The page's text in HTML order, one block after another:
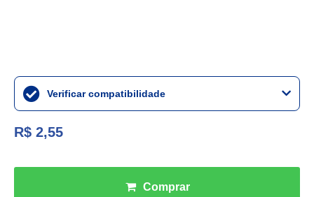
Verificar compatibilidade
R$ 2,55